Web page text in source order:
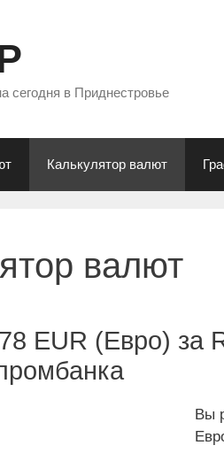
сегодня в Приднестровье
Калькулятор валют
валют
EUR (Евро)
Вы